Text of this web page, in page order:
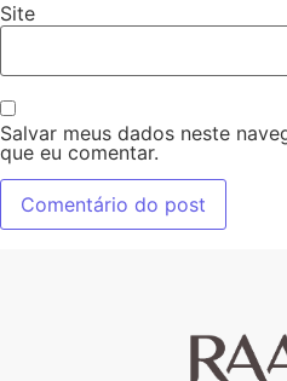
Site
Salvar meus dados neste
que eu comentar.